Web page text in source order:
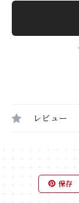
レビュー
保存